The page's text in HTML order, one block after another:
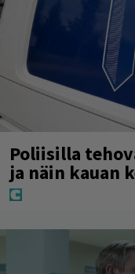
Poliisilla
ja näin kauan